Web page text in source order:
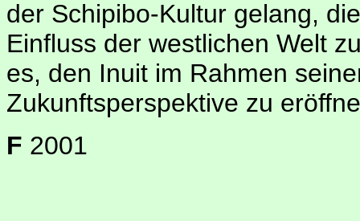
der Schipibo-Kultur gelang,
Einfluss der westlichen Welt
es, den Inuit im Rahmen
Zukunftsperspektive zu
F 2001